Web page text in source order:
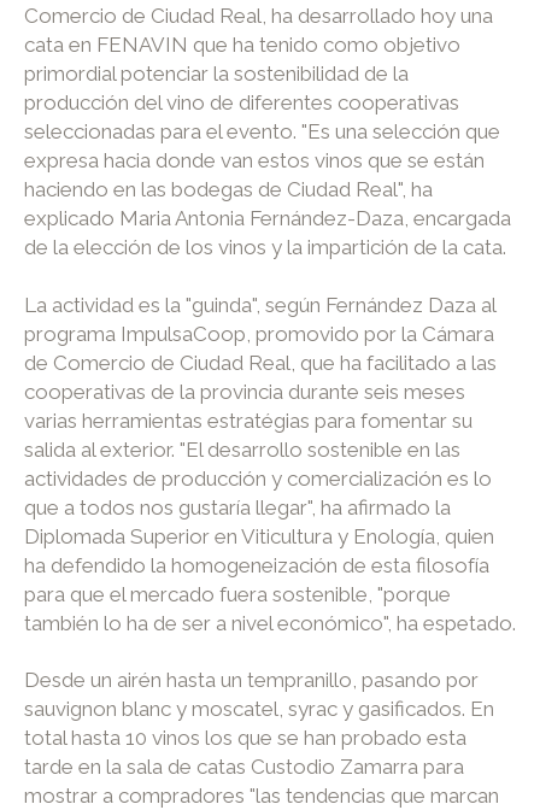
Comercio de Ciudad Real, ha desarrollado hoy una
cata en FENAVIN que ha tenido como objetivo
primordial potenciar la sostenibilidad de la
producción del vino de diferentes cooperativas
seleccionadas para el evento. "Es una selección que
expresa hacia donde van estos vinos que se están
haciendo en las bodegas de Ciudad Real", ha
explicado Maria Antonia Fernández-Daza, encargada
de la elección de los vinos y la impartición de la cata.
La actividad es la "guinda", según Fernández Daza al
programa ImpulsaCoop, promovido por la Cámara
de Comercio de Ciudad Real, que ha facilitado a las
cooperativas de la provincia durante seis meses
varias herramientas estratégias para fomentar su
salida al exterior. "El desarrollo sostenible en las
actividades de producción y comercialización es lo
que a todos nos gustaría llegar", ha afirmado la
Diplomada Superior en Viticultura y Enología, quien
ha defendido la homogeneización de esta filosofía
para que el mercado fuera sostenible, "porque
también lo ha de ser a nivel económico", ha espetado.
Desde un airén hasta un tempranillo, pasando por
sauvignon blanc y moscatel, syrac y gasificados. En
total hasta 10 vinos los que se han probado esta
tarde en la sala de catas Custodio Zamarra para
mostrar a compradores "las tendencias que marcan